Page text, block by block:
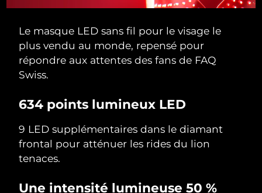
Le masque LED sans fil pour le visage le
plus vendu au monde, repensé pour
répondre aux attentes des fans de FAQ
Swiss.
634 points lumineux LED
9 LED supplémentaires dans le diamant
frontal pour atténuer les rides du lion
tenaces.
Une intensité lumineuse 50 %